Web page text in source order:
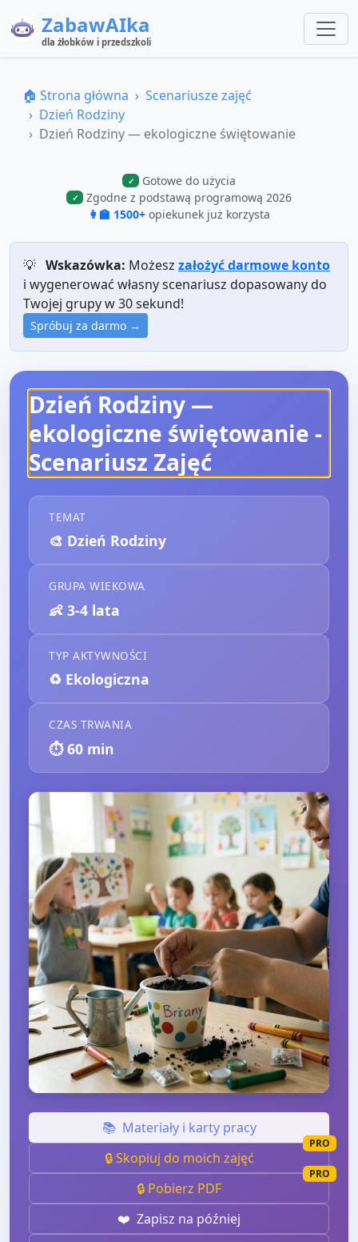
ZabawAIka
dla żłobków i przedszkoli
🏠 Strona główna
Scenariusze zajęć
Dzień Rodziny
Dzień Rodziny — ekologiczne świętowanie
✓ Gotowe do użycia
✓
Zgodne z podstawą programową 2026
👩‍🏫 1500+ opiekunek już korzysta
💡 Wskazówka: Możesz założyć darmowe konto
i wygenerować własny scenariusz dopasowany do
Twojej grupy w 30 sekund!
Spróbuj za darmo →
Dzień Rodziny —
ekologiczne świętowanie -
Scenariusz Zajęć
TEMAT
🎨 Dzień Rodziny
GRUPA WIEKOWA
👶 3-4 lata
TYP AKTYWNOŚCI
♻️ Ekologiczna
CZAS TRWANIA
⏱️60 min
📚 Materiały i karty pracy
🔒 Skopiuj do moich zajęć
PRO
🔒 Pobierz PDF
PRO
❤️ Zapisz na później